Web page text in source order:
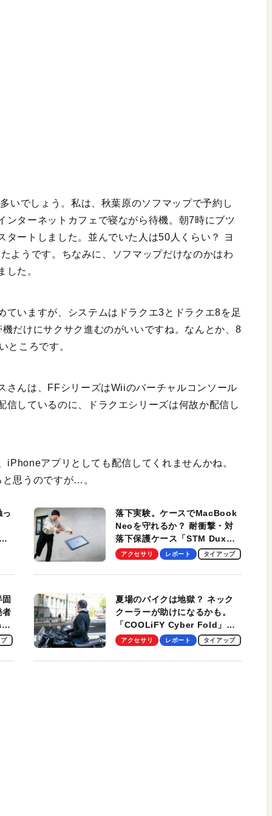
いでしょう。私は、秋葉原のソフマップで予約し
ンターネットカフェで寝ながら待機。朝7時にブツ
ートしました。並んでいた人は50人くらい？ ヨ
ようです。ちなみに、ソフマップだけなのかはわ
した。
ていますが、システムはドラクエ3とドラクエ8を足
だけにサクサク進むのがいいですね。なんとか、8
ところです。
さんは、FFシリーズはWiiのバーチャルコンソール
しているのに、ドラクエシリーズは何故か配信し
アプリとしても配信してくれませんかね。
思うのですが…。
落下実験。ケースでMacBook
Neoを守れるか？ 耐衝撃・対
落下保護ケース「STM Dux
Ultra」を検証。学生、ビジネ
適！
アクセサリ レポート タイアップ
者
夏場のバイクは地獄？ ネック
クーラーが助けになるかも。
「COOLiFY Cyber Fold」レ
ビュー。冷却の速さ、密着する
性がグッド！
アクセサリ レポート タイアップ